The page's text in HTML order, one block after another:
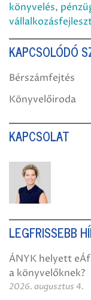
könyvelés,
KAPCSOLÓDÓ
Bérszámfejtés
Könyvelőiroda
KAPCSOLAT
LEGFRISSEBB
ÁNYK helyett
a könyvelőknek?
2026. augusztus 4.